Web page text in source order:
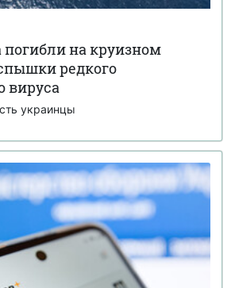
погибли на круизном
редкого
вируса
украинцы